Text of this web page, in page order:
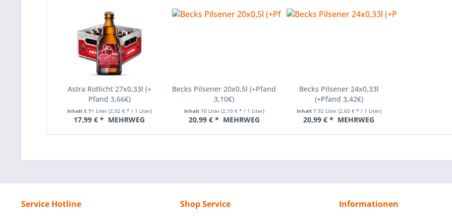
Astra Rotlicht 27x0,33l (+
Pfand 3,66€)
Inhalt 8.91 Liter (2,02 € * / 1 Liter)
17,99 € * MEHRWEG
Becks Pilsener 20x0,5l (+Pfand
3,10€)
Inhalt 10 Liter (2,10 € * / 1 Liter)
20,99 € * MEHRWEG
Becks Pilsener 24x0,33l
(+Pfand 3,42€)
Inhalt 7.92 Liter (2,65 € * / 1 Liter)
20,99 € * MEHRWEG
Service Hotline Shop Service Informationen